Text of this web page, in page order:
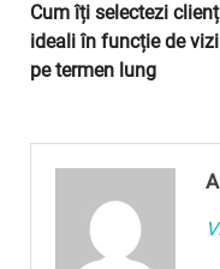
Cum îți selectezi
ideali în funcție de
pe termen lung